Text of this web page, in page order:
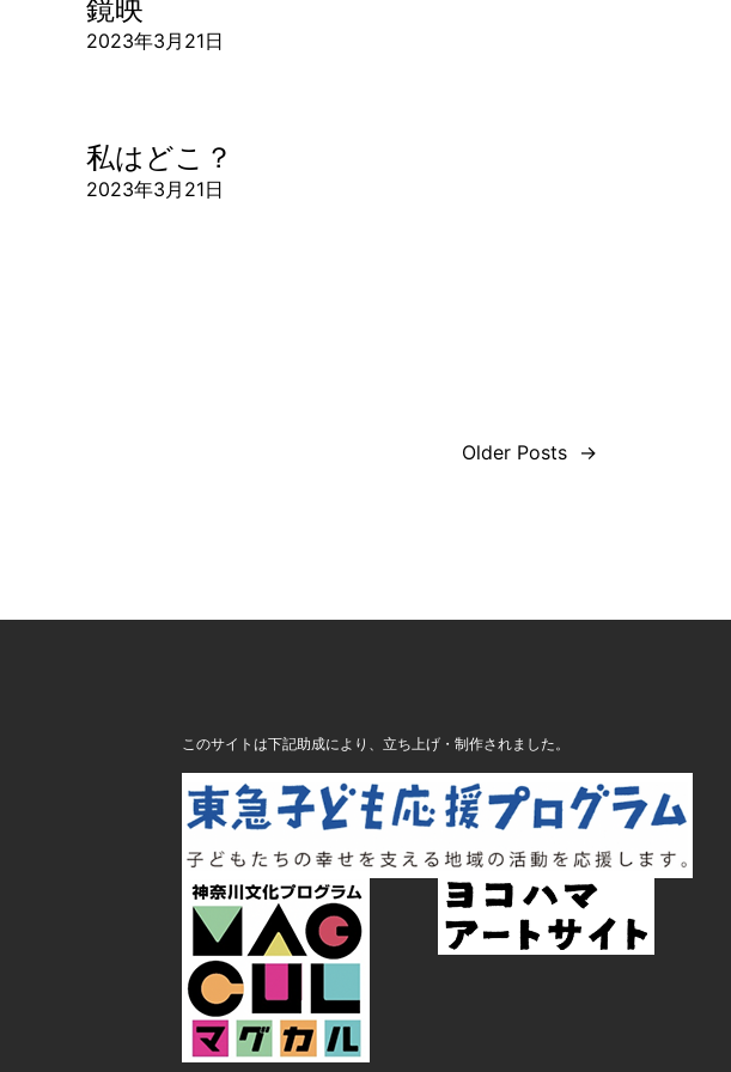
鏡映
2023年3月21日
私はどこ？
2023年3月21日
Older Posts →
このサイトは下記助成により、立ち上げ・制作されました。